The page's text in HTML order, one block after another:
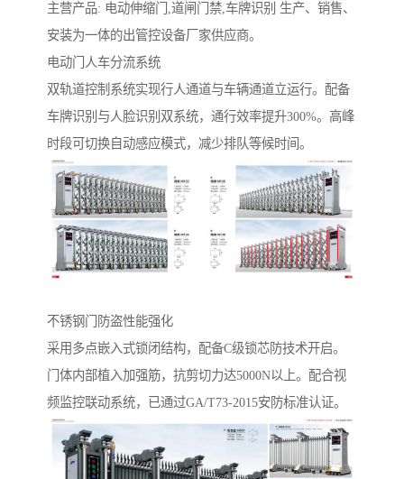
主营产品: 电动伸缩门,道闸门禁,车牌识别 生产、销售、
安装为一体的出管控设备厂家供应商。
电动门人车分流系统‌
双轨道控制系统实现行人通道与车辆通道立运行。配备
车牌识别与人脸识别双系统，通行效率提升300%。高峰
时段可切换自动感应模式，减少排队等候时间。
不锈钢门防盗性能强化‌
采用多点嵌入式锁闭结构，配备C级锁芯防技术开启。
门体内部植入加强筋，抗剪切力达5000N以上。配合视
频监控联动系统，已通过GA/T73-2015安防标准认证。